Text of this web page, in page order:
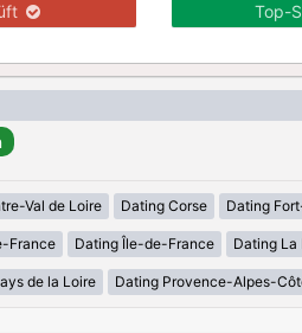
Top-
Val de Loire Dating Corse Dating
France Dating Île-de-France Dating La
de la Loire Dating Provence-Alpes-